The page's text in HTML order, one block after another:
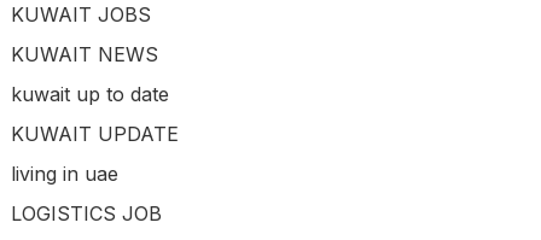
KUWAIT JOBS
KUWAIT NEWS
kuwait up to date
KUWAIT UPDATE
living in uae
LOGISTICS JOB